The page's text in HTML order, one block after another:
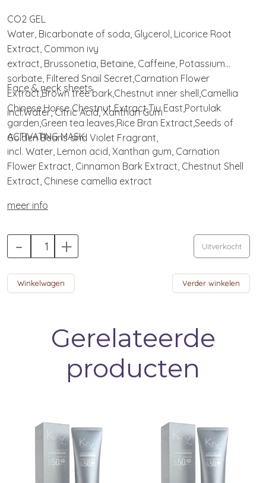
CO2 GEL
Water, Bicarbonate of soda, Glycerol, Licorice Root
Extract, Common ivy
extract, Brussonetia, Betaine, Caffeine, Potassium
sorbate, Filtered Snail Secret,Carnation Flower
Extract,Brown tree bark,Chestnut inner shell,Camellia
Chinese,Horse Chestnut Extract,Tiu East,Portulak
garden,Green tea leaves,Rice Bran Extract,Seeds of
Golden Beans and Violet Fragrant,
Face & neck sheets
incl:Water, Citric Acid, Xanthan Gum
ACTIVATING MASK
incl. Water, Lemon acid, Xanthan gum, Carnation
Flower Extract, Cinnamon Bark Extract, Chestnut Shell
Extract, Chinese camellia extract
meer info
- + Uitverkocht
Winkelwagen Verder winkelen
Gerelateerde
producten